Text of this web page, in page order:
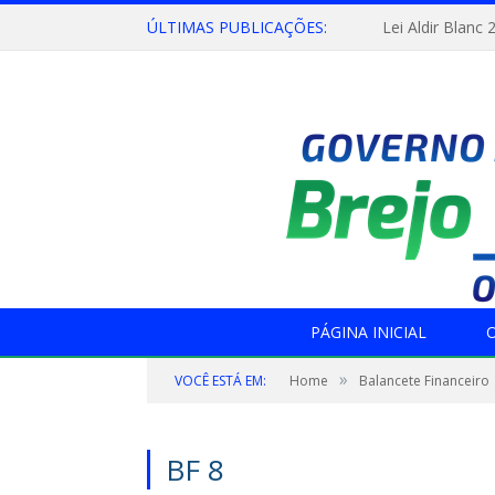
ÚLTIMAS PUBLICAÇÕES: Lei Aldir Blanc
PÁGINA INICIAL
VOCÊ ESTÁ EM: Home » Balancete Financeiro
BF 8